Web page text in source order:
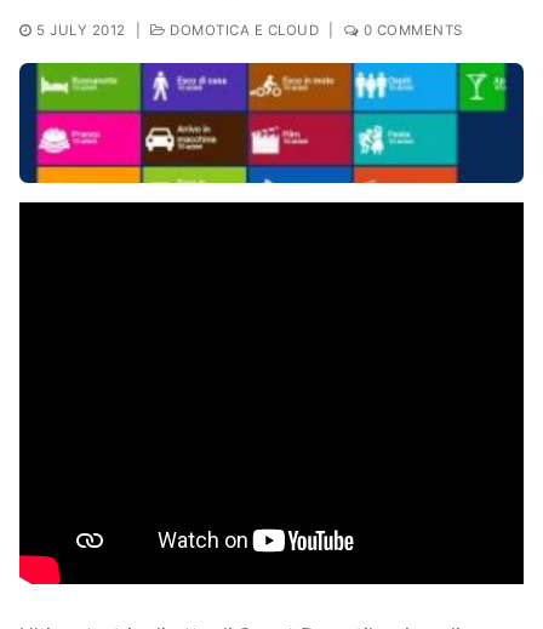
5 JULY 2012 DOMOTICA E CLOUD 0 COMMENTS